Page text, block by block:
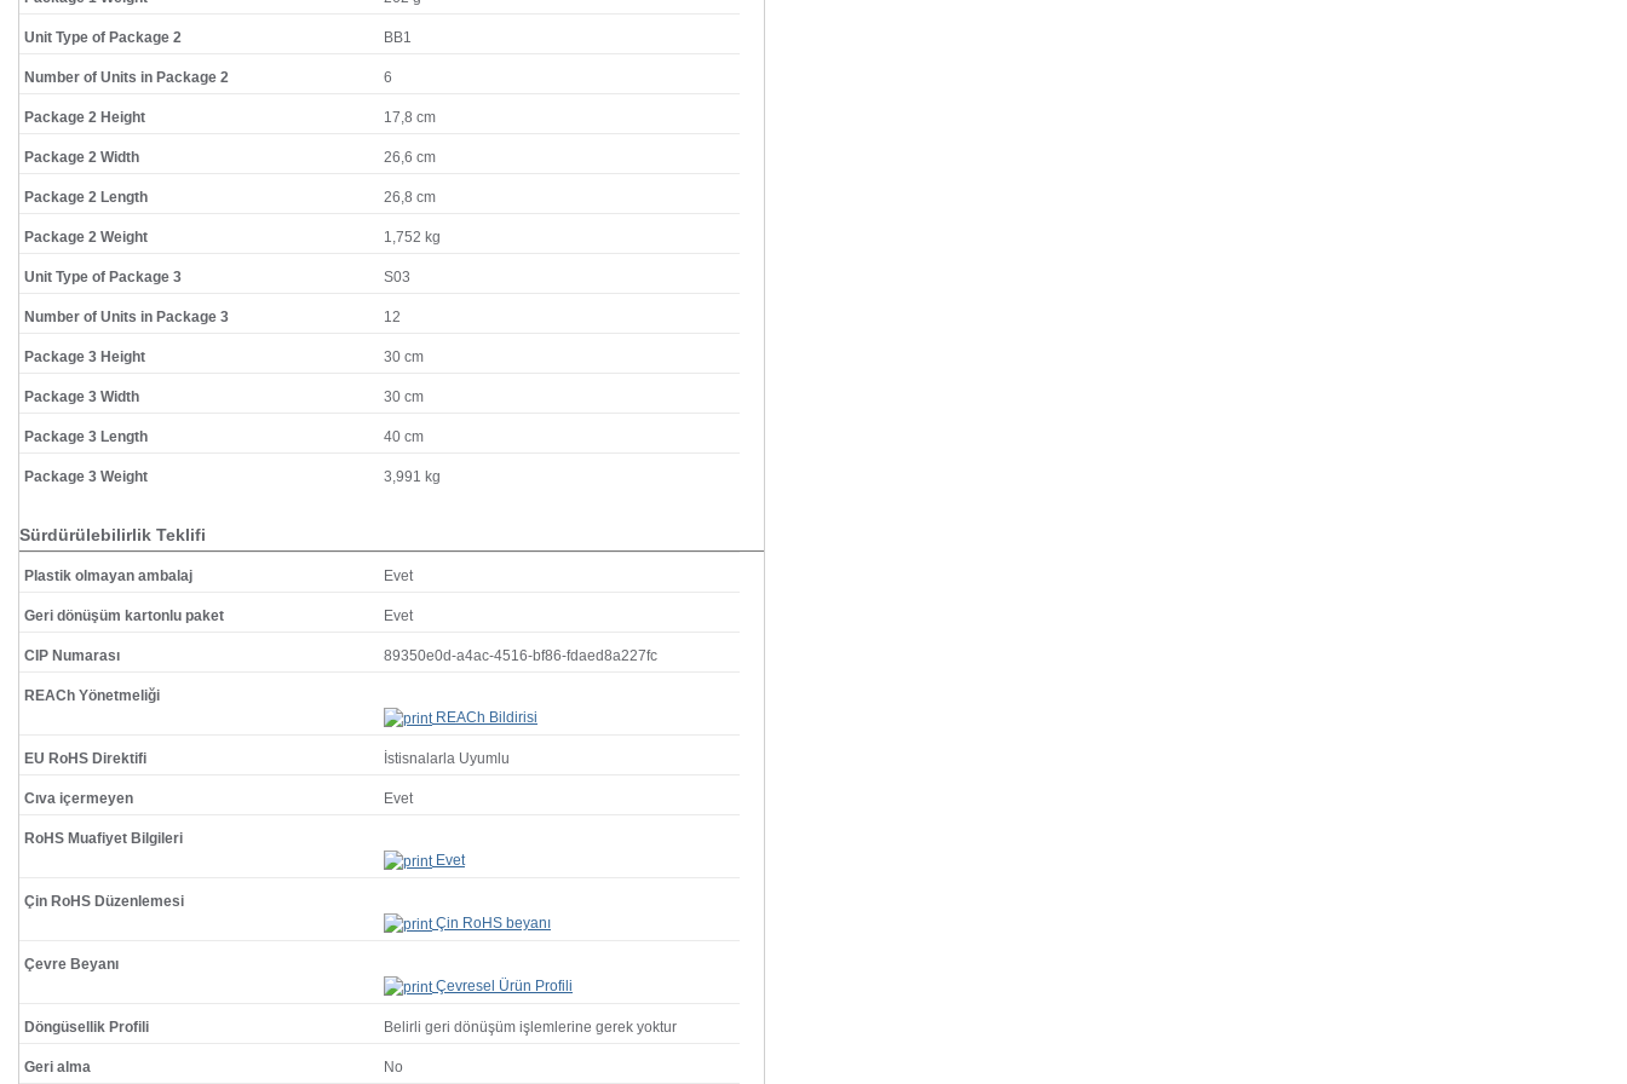
Unit Type of Package 2 BB1
Number of Units in Package 2 6
Package 2 Height 17,8 cm
Package 2 Width 26,6 cm
Package 2 Length 26,8 cm
Package 2 Weight 1,752 kg
Unit Type of Package 3 S03
Number of Units in Package 3 12
Package 3 Height 30 cm
Package 3 Width 30 cm
Package 3 Length 40 cm
Package 3 Weight 3,991 kg
Sürdürülebilirlik Teklifi
Plastik olmayan ambalaj Evet
Geri dönüşüm kartonlu paket Evet
CIP Numarası 89350e0d-a4ac-4516-bf86-fdaed8a227fc
REACh Yönetmeliği
REACh Bildirisi
EU RoHS Direktifi İstisnalarla Uyumlu
Cıva içermeyen Evet
RoHS Muafiyet Bilgileri
Evet
Çin RoHS Düzenlemesi
Çin RoHS beyanı
Çevre Beyanı
Çevresel Ürün Profili
Döngüsellik Profili Belirli geri dönüşüm işlemlerine gerek yoktur
Geri alma No